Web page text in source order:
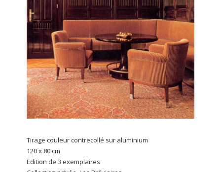
Tirage couleur contrecollé sur aluminium
120 x 80 cm
Edition de 3 exemplaires